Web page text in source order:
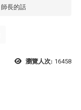
師長的話
瀏覽人次: 16458